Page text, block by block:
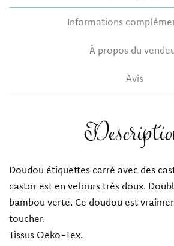
Informations
À propos du
Avis
Doudou étiquettes carré avec des
castor est en velours très doux.
bambou verte. Ce doudou est
toucher.
Tissus Oeko-Tex.